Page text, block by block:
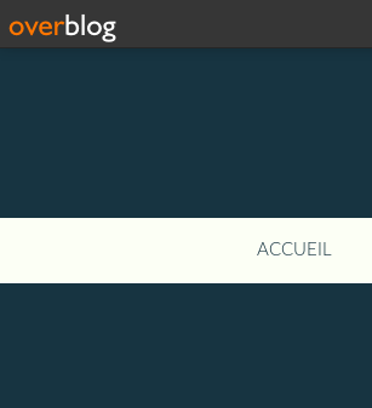
ACCUEIL